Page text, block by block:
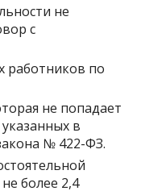
не
с
работников по
не попадает
в
№ 422-ФЗ.
более 2,4